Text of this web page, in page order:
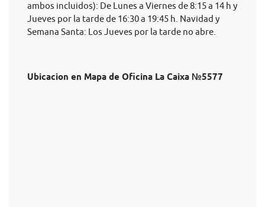
ambos incluidos): De Lunes a Viernes de 8:15 a 14 h y
Jueves por la tarde de 16:30 a 19:45 h. Navidad y
Semana Santa: Los Jueves por la tarde no abre.
Ubicacion en Mapa de Oficina La Caixa №5577